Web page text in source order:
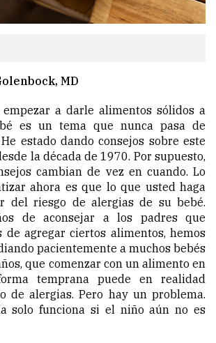
MD
empezar a darle alimentos sólidos a
es un tema que nunca pasa de
estado dando consejos sobre este
la década de 1970. Por supuesto,
cambian de vez en cuando. Lo
ahora es que lo que usted haga
del riesgo de alergias de su bebé.
de aconsejar a los padres que
de agregar ciertos alimentos, hemos
pacientemente a muchos bebés
que comenzar con un alimento en
temprana puede en realidad
de alergias. Pero hay un problema.
solo funciona si el niño aún no es